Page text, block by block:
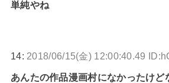
単純やね
14: 2018/06/15(金) 12:00:40.49
あんたの作品漫画村になかったけど